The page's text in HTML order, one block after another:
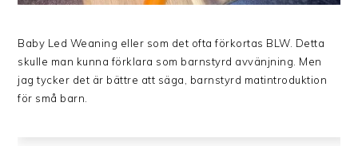
Baby Led Weaning eller som det ofta förkortas BLW. Detta
skulle man kunna förklara som barnstyrd avvänjning. Men
jag tycker det är bättre att säga, barnstyrd matintroduktion
för små barn.